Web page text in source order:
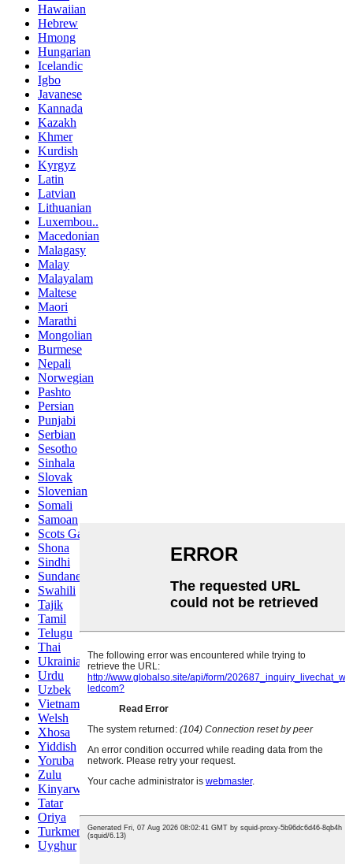
Hawaiian
Hebrew
Hmong
Hungarian
Icelandic
Igbo
Javanese
Kannada
Kazakh
Khmer
Kurdish
Kyrgyz
Latin
Latvian
Lithuanian
Luxembou..
Macedonian
Malagasy
Malay
Malayalam
Maltese
Maori
Marathi
Mongolian
Burmese
Nepali
Norwegian
Pashto
Persian
Punjabi
Serbian
Sesotho
Sinhala
Slovak
Slovenian
Somali
Samoan
Scots Gaelic
Shona
Sindhi
Sundanese
Swahili
Tajik
Tamil
Telugu
Thai
Ukrainian
Urdu
Uzbek
Vietnamese
Welsh
Xhosa
Yiddish
Yoruba
Zulu
Kinyarwanda
Tatar
Oriya
Turkmen
Uyghur